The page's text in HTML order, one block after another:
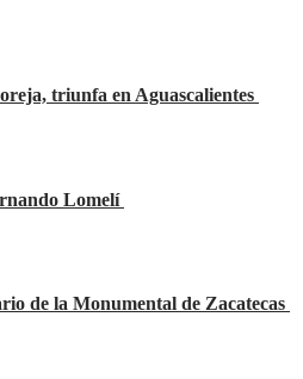
triunfa en Aguascalientes
Lomelí
de la Monumental de Zacatecas